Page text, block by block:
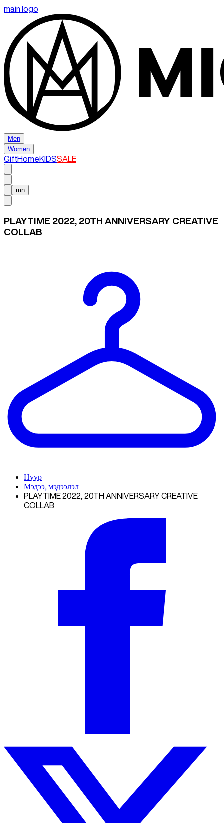
main logo
Men
Women
GiftHomeKIDSSALE
mn
PLAYTIME 2022, 20TH ANNIVERSARY CREATIVE
COLLAB
Нүүр
Мэдээ, мэдээлэл
PLAYTIME 2022, 20TH ANNIVERSARY CREATIVE
COLLAB